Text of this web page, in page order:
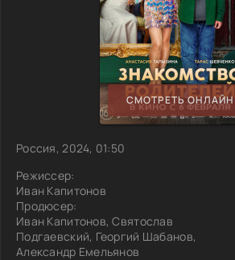
СМОТРЕТЬ ОНЛАЙН
Россия, 2024, 01:50
Режиссер:
Иван Капитонов
Продюсер:
Иван Капитонов, Святослав
Подгаевский, Георгий Шабанов,
Александр Емельянов